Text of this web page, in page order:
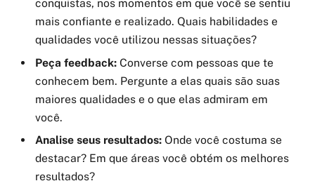
conquistas, nos momentos em que você se sentiu
mais confiante e realizado. Quais habilidades e
qualidades você utilizou nessas situações?
Peça feedback: Converse com pessoas que te
conhecem bem. Pergunte a elas quais são suas
maiores qualidades e o que elas admiram em
você.
Analise seus resultados: Onde você costuma se
destacar? Em que áreas você obtém os melhores
resultados?